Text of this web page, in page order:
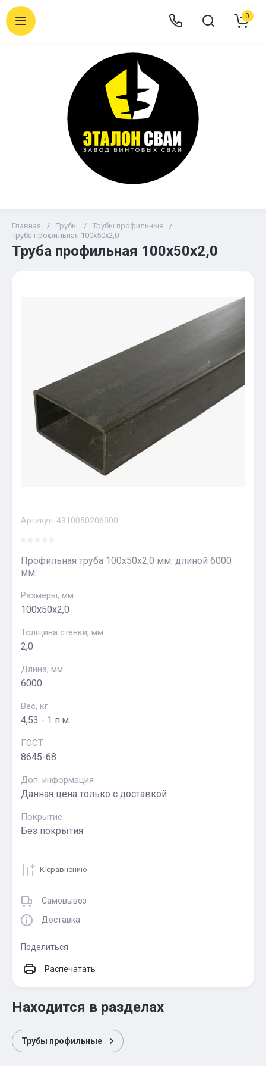
0
Главная / Трубы / Трубы профильные
/
Труба профильная 100х50х2,0
Труба профильная 100х50х2,0
Артикул: 4310050206000
Профильная труба 100х50х2,0 мм. длиной 6000
мм.
Размеры, мм
100х50х2,0
Толщина стенки, мм
2,0
Длина, мм
6000
Вес, кг
4,53 - 1 п.м.
ГОСТ
8645-68
Доп. информация
Данная цена только с доставкой
Покрытие
Без покрытия
К сравнению
Самовывоз
Доставка
Поделиться
Распечатать
Находится в разделах
Трубы профильные